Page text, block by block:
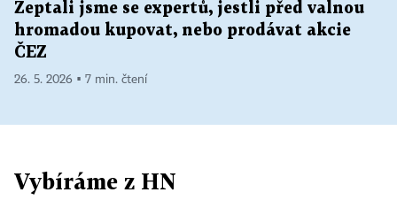
Zeptali jsme se expertů, jestli před valnou
hromadou kupovat, nebo prodávat akcie
ČEZ
26. 5. 2026 ▪ 7 min. čtení
Vybíráme z HN